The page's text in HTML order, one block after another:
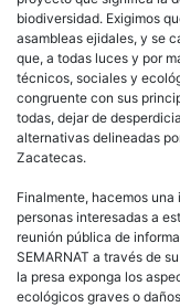
biodiversidad. Exigimos
asambleas ejidales, y se
que, a todas luces y por
técnicos, sociales y
congruente con sus
todas, dejar de
alternativas delineadas
Zacatecas.
Finalmente, hacemos
personas interesadas a
reunión pública de
SEMARNAT a través de
la presa exponga los
ecológicos graves o